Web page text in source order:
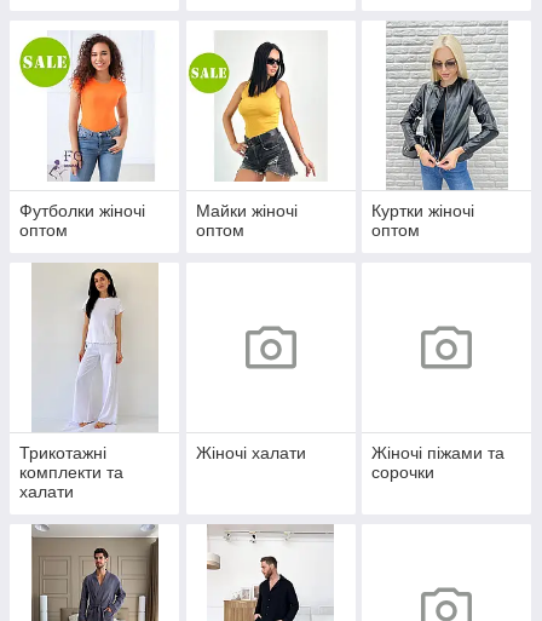
Футболки жіночі
оптом
Майки жіночі
оптом
Куртки жіночі
оптом
Трикотажні
комплекти та
халати
Жіночі халати
Жіночі піжами та
сорочки